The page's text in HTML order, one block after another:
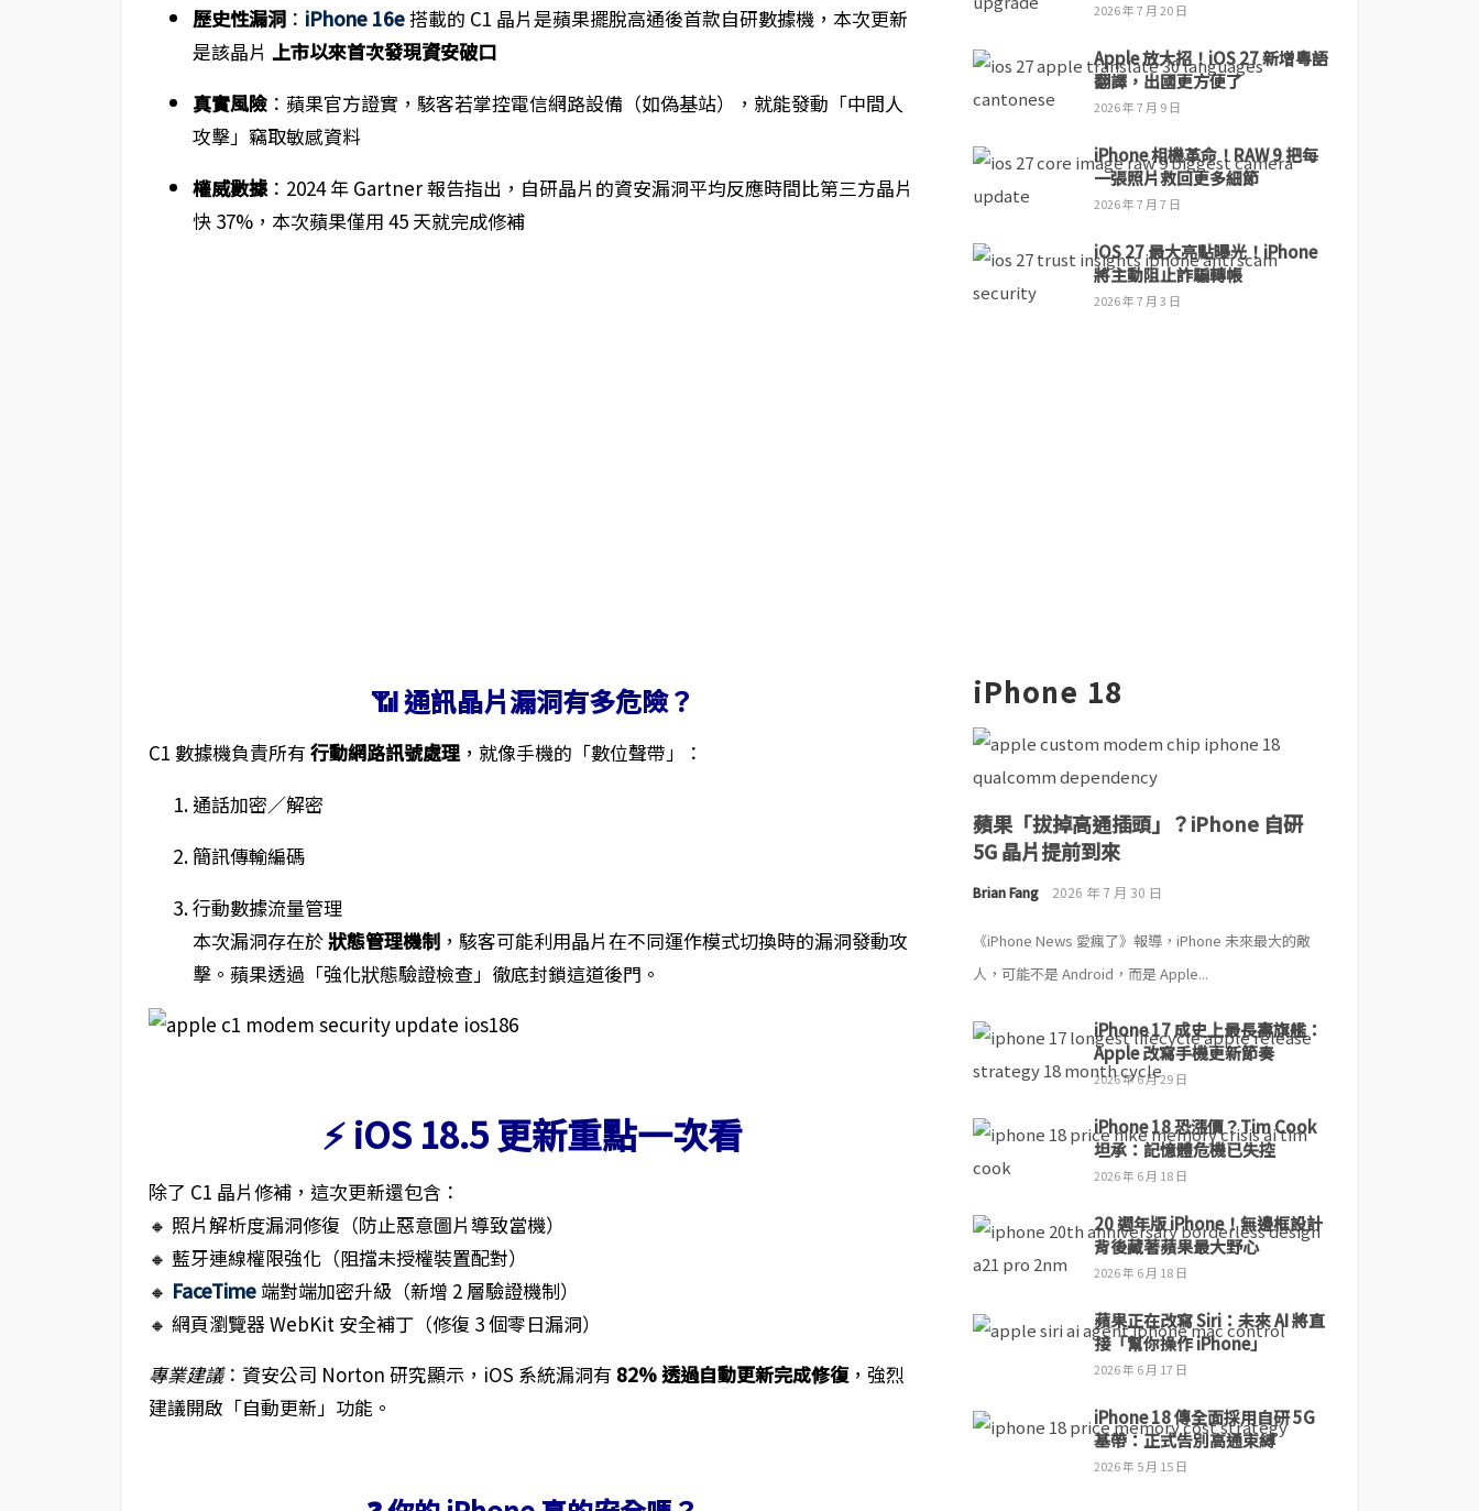
歷史性漏洞： iPhone 16e搭載的 C1 晶片是蘋果擺脫高通後首款自研數據機，本次更新
是該晶片 上市以來首次發現資安破口
真實風險：蘋果官方證實，駭客若掌控電信網路設備（如偽基站），就能發動「中間人
攻擊」竊取敏感資料
權威數據：2024 年 Gartner 報告指出，自研晶片的資安漏洞平均反應時間比第三方晶片
快 37%，本次蘋果僅用 45 天就完成修補
📶 通訊晶片漏洞有多危險？
C1 數據機負責所有 行動網路訊號處理，就像手機的「數位聲帶」：
通話加密／解密
簡訊傳輸編碼
行動數據流量管理
本次漏洞存在於狀態管理機制，駭客可能利用晶片在不同運作模式切換時的漏洞發動攻
擊。蘋果透過「強化狀態驗證檢查」徹底封鎖這道後門。
⚡ iOS 18.5 更新重點一次看
除了 C1 晶片修補，這次更新還包含：
🔸 照片解析度漏洞修復（防止惡意圖片導致當機）
🔸 藍牙連線權限強化（阻擋未授權裝置配對）
🔸 FaceTime端對端加密升級（新增 2 層驗證機制）
🔸 網頁瀏覽器 WebKit 安全補丁（修復 3 個零日漏洞）
專業建議：資安公司 Norton 研究顯示，iOS 系統漏洞有 82% 透過自動更新完成修復，強烈
建議開啟「自動更新」功能。
2026 年 7 月 20 日
Apple 放大招！iOS 27 新增粵語
翻譯，出國更方便了
2026 年 7 月 9 日
iPhone 相機革命！RAW 9 把每
一張照片救回更多細節
2026 年 7 月 7 日
iOS 27 最大亮點曝光！iPhone
將主動阻止詐騙轉帳
2026 年 7 月 3 日
iPhone 18
蘋果「拔掉高通插頭」？iPhone 自研
5G 晶片提前到來
Brian Fang 2026 年 7 月 30 日
《iPhone News 愛瘋了》報導，iPhone 未來最大的敵
人，可能不是 Android，而是 Apple...
iPhone 17 成史上最長壽旗艦：
Apple 改寫手機更新節奏
2026 年 6 月 29 日
iPhone 18 恐漲價？Tim Cook
坦承：記憶體危機已失控
2026 年 6 月 18 日
20 週年版 iPhone！無邊框設計
背後藏著蘋果最大野心
2026 年 6 月 18 日
蘋果正在改寫 Siri：未來 AI 將直
接「幫你操作 iPhone」
2026 年 6 月 17 日
iPhone 18 傳全面採用自研 5G
基帶：正式告別高通束縛
2026 年 5 月 15 日